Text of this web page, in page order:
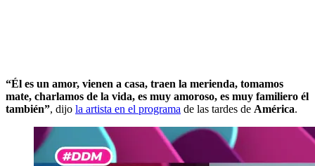
“Él es un amor, vienen a casa, traen la merienda, tomamos
mate, charlamos de la vida, es muy amoroso, es muy familiero él
también”, dijo la artista en el programa de las tardes de América.